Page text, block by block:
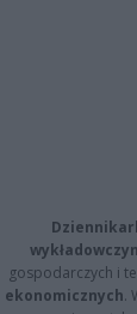
gospodarczych i
ekonomicznych.